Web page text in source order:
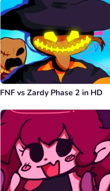
Cancelar
FNF vs Zardy Phase 2 in HD